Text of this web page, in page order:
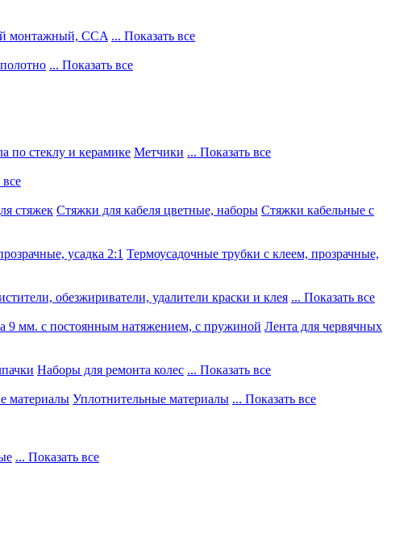
монтажный, CCA ... Показать все
... Показать все
по стеклу и керамике Метчики ... Показать все
все
стяжек Стяжки для кабеля цветные, наборы Стяжки кабельные с
усадка 2:1 Термоусадочные трубки с клеем, прозрачные,
обезжириватели, удалители краски и клея ... Показать все
мм. с постоянным натяжением, с пружиной Лента для червячных
Наборы для ремонта колес ... Показать все
материалы Уплотнительные материалы ... Показать все
... Показать все